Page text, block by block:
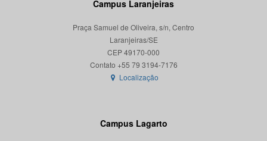
Campus Laranjeiras
Praça Samuel de Oliveira, s/n, Centro
Laranjeiras/SE
CEP 49170-000
Localização
Campus Lagarto